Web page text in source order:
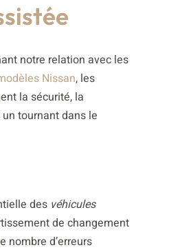
notre relation avec les
Nissan, les
la sécurité, la
tournant dans le
des véhicules
de changement
nombre d’erreurs